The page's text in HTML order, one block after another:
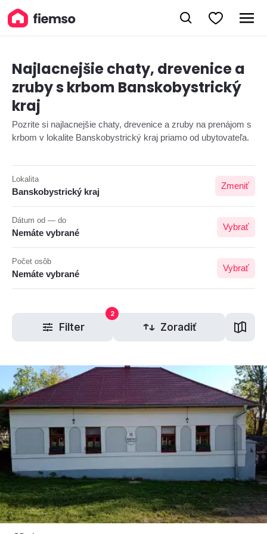
Najlacnejšie chaty, drevenice a
zruby s krbom Banskobystrický
kraj
Pozrite si najlacnejšie chaty, drevenice a zruby na prenájom s
krbom v lokalite Banskobystrický kraj priamo od ubytovateľa.
Lokalita
Banskobystrický kraj
Zmeniť
Dátum od — do
Nemáte vybrané
Vybrať
Počet osôb
Nemáte vybrané
Vybrať
Filter
2
Zoradiť